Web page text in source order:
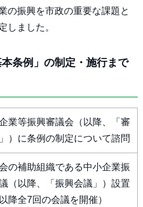
の振興を市政の重要な課題と
しました。
本条例」の制定・施行まで
業等振興審議会（以降、「審
）に条例の制定について諮問
の補助組織である中小企業振
（以降、「振興会議」）設置
降全7回の会議を開催）